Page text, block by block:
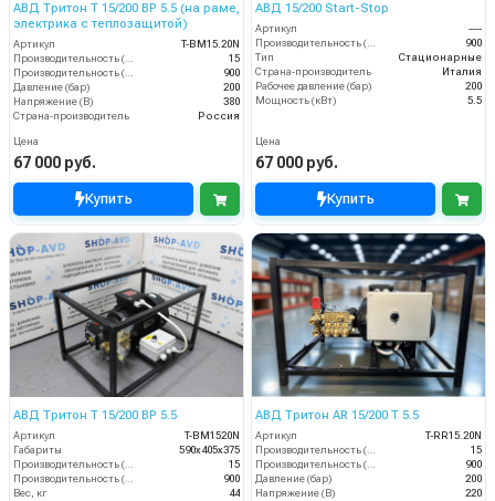
АВД Тритон T 15/200 ВР 5.5 (на раме,
электрика с теплозащитой)
Артикул
T-BM15.20N
Производительность (л/мин)
15
Производительность (л/ч)
900
Давление (бар)
200
Напряжение (В)
380
Страна-производитель
Россия
Цена
67 000 руб.
Купить
АВД 15/200 Start-Stop
Артикул
----
Производительность (л/ч)
900
Тип
Стационарные
Страна-производитель
Италия
Рабочее давление (бар)
200
Мощность (кВт)
5.5
Цена
67 000 руб.
Купить
АВД Тритон T 15/200 BP 5.5
Артикул
T-BM1520N
Габариты
590х405х375
Производительность (л/мин)
15
Производительность (л/ч)
900
Вес, кг
44
АВД Тритон AR 15/200 T 5.5
Артикул
T-RR15.20N
Производительность (л/мин)
15
Производительность (л/ч)
900
Давление (бар)
200
Напряжение (В)
220